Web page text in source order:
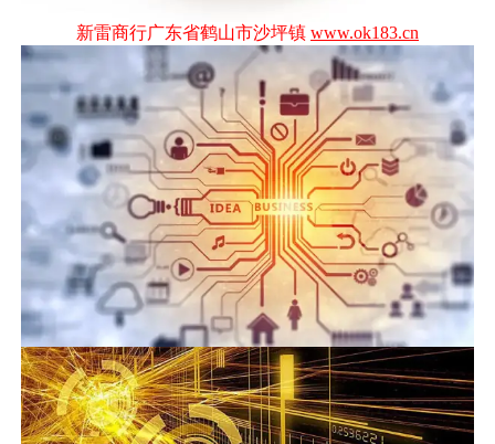
新雷商行广东省鹤山市沙坪镇 www.ok183.cn